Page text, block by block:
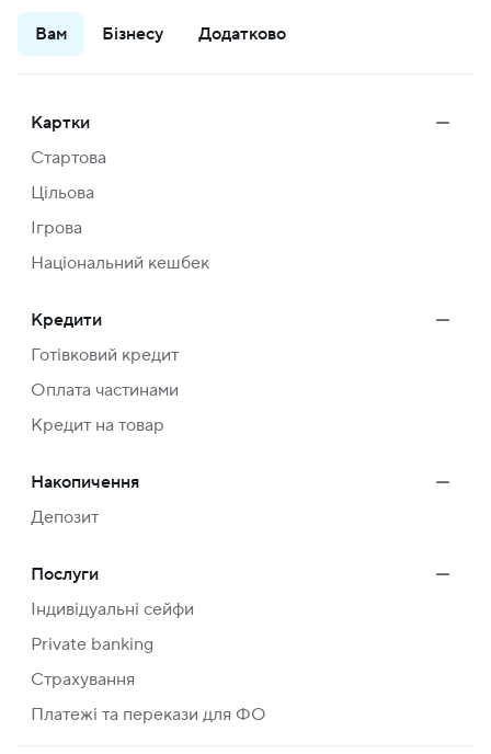
Вам Бізнесу Додатково
Картки
Стартова
Цільова
Ігрова
Національний кешбек
Кредити
Готівковий кредит
Оплата частинами
Кредит на товар
Накопичення
Депозит
Послуги
Індивідуальні сейфи
Private banking
Страхування
Платежі та перекази для ФО